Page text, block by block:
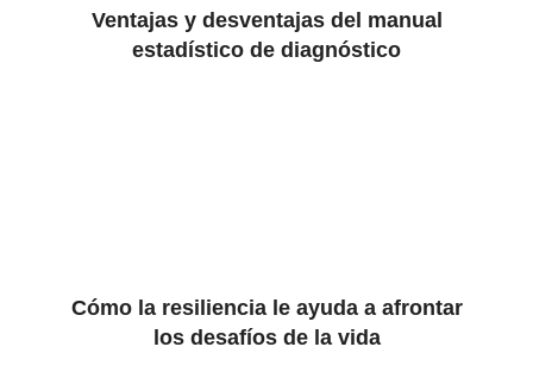
Ventajas y desventajas del manual
estadístico de diagnóstico
Cómo la resiliencia le ayuda a afrontar
los desafíos de la vida